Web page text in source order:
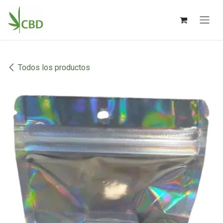
Ir al contenido
Todos los productos